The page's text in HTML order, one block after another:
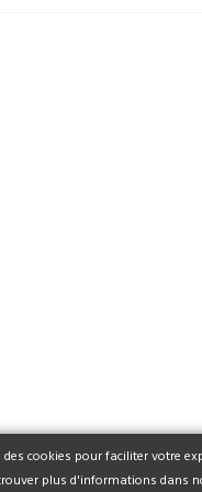
cookies pour faciliter votre
plus d'informations dans